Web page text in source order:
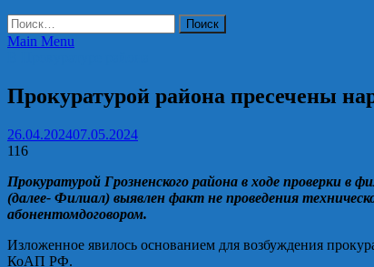
Найти:
Main Menu
Прокуратурой района пресечены
26.04.202407.05.2024
116
Прокуратурой Грозненского района в ходе проверки в
(далее- Филиал) выявлен факт не проведения
абонентомдоговором.
Изложенное явилось основанием для возбуждения
КоАП РФ.